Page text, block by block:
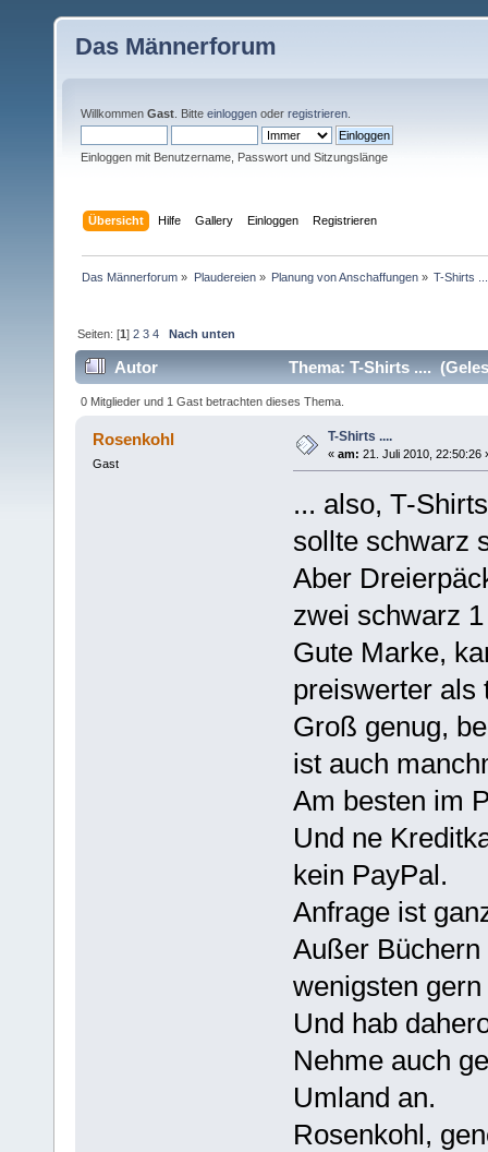
Das Männerforum
Willkommen Gast . Bitte einloggen oder registrieren
Einloggen mit Benutzername, Passwort und Sitzungslänge
Übersicht Hilfe Gallery Einloggen Registrieren
Das Männerforum » Plaudereien» Planung von Anschaffungen» T-Shirts
Seiten: [1]2 3 4 Nach unten
Autor Thema: T-Shirts ....
0 Mitglieder und 1 Gast betrachten dieses Thema.
Rosenkohl
Gast
T-Shirts ....
« am: 21. Juli 2010, 22:50:26
... also, T-
sollte schwarz
Aber
zwei schwarz
Gute Marke,
preiswerter als
Groß genug,
ist auch
Am besten im
Und ne
kein PayPal.
Anfrage ist
Außer
wenigsten
Und hab
Nehme auch
Umland an.
Rosenkohl,